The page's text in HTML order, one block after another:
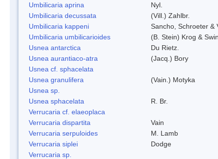
Umbilicaria aprina
Nyl.
Umbilicaria decussata
(Vill.) Zahlbr.
Umbilicaria kappeni
Sancho, Schroeter &
Umbilicaria umbilicarioides
(B. Stein) Krog &
Usnea antarctica
Du Rietz.
Usnea aurantiaco-atra
(Jacq.) Bory
Usnea cf. sphacelata
Usnea granulifera
(Vain.) Motyka
Usnea sp.
Usnea sphacelata
R. Br.
Verrucaria cf. elaeoplaca
Verrucaria dispartita
Vain
Verrucaria serpuloides
M. Lamb
Verrucaria siplei
Dodge
Verrucaria sp.